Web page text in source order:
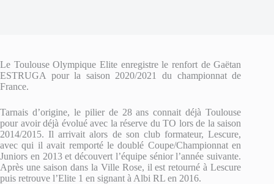
Le Toulouse Olympique Elite enregistre le renfort de Gaëtan
ESTRUGA pour la saison 2020/2021 du championnat de
France.
Tarnais d’origine, le pilier de 28 ans connait déjà Toulouse
pour avoir déjà évolué avec la réserve du TO lors de la saison
2014/2015. Il arrivait alors de son club formateur, Lescure,
avec qui il avait remporté le doublé Coupe/Championnat en
Juniors en 2013 et découvert l’équipe sénior l’année suivante.
Après une saison dans la Ville Rose, il est retourné à Lescure
puis retrouve l’Elite 1 en signant à Albi RL en 2016.